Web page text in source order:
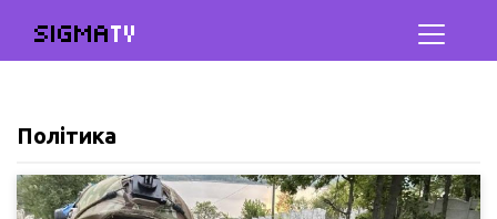
SIGMATV
Політика